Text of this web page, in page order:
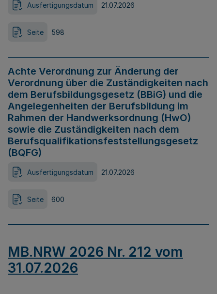
Ausfertigungsdatum 21.07.2026
Seite 598
Achte Verordnung zur Änderung der
Verordnung über die Zuständigkeiten nach
dem Berufsbildungsgesetz (BBiG) und die
Angelegenheiten der Berufsbildung im
Rahmen der Handwerksordnung (HwO)
sowie die Zuständigkeiten nach dem
Berufsqualifikationsfeststellungsgesetz
(BQFG)
Ausfertigungsdatum 21.07.2026
Seite 600
MB.NRW 2026 Nr. 212 vom
31.07.2026